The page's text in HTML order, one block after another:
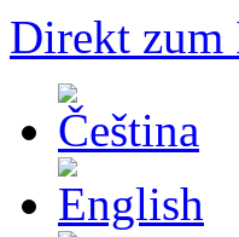
Direkt zum